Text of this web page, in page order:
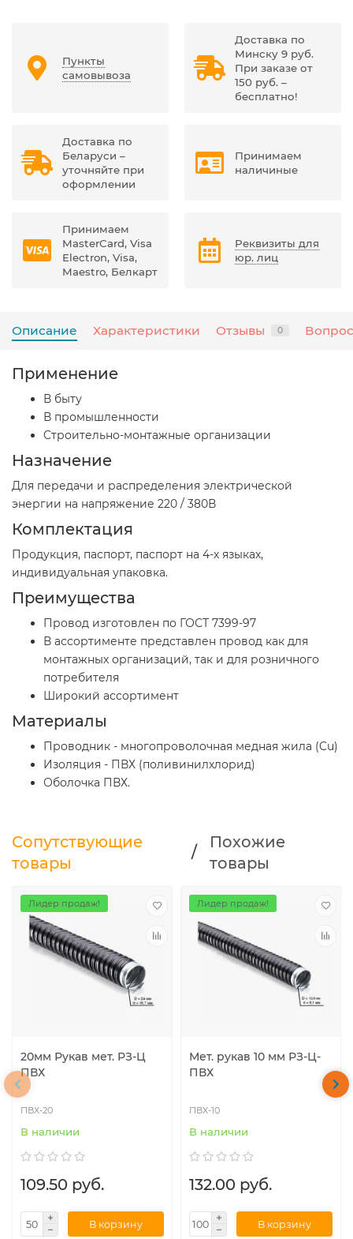
Пункты
самовывоза
Доставка по
Минску 9 руб.
При заказе от
150 руб. –
бесплатно!
Доставка по
Беларуси –
уточняйте при
оформлении
Принимаем
наличиные
Принимаем
MasterCard, Visa
Electron, Visa,
Maestro, Белкарт
Реквизиты для
юр. лиц
Описание Характеристики Отзывы 0
Применение
В быту
В промышленности
Cтроительно-монтажные организации
Назначение
Для передачи и распределения электрической
энергии на напряжение 220 / 380В
Комплектация
Продукция, паспорт, паспорт на 4-х языках,
индивидуальная упаковка.
Преимущества
Провод изготовлен по ГОСТ 7399-97
В ассортименте представлен провод как для
монтажных организаций, так и для розничного
потребителя
Широкий ассортимент
Материалы
Проводник - многопроволочная медная жила (Cu)
Изоляция - ПВХ (поливинилхлорид)
Оболочка ПВХ.
Сопутствующие
товары
/
Похожие
товары
Лидер продаж!
20мм Рукав мет. РЗ-Ц
ПВХ
ПВХ-20
В наличии
109.50 руб.
В корзину
Лидер продаж!
Мет. рукав 10 мм РЗ-Ц-
ПВХ
ПВХ-10
В наличии
132.00 руб.
В корзину